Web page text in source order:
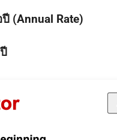
ปี (Annual Rate)